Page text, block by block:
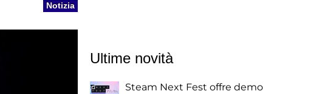
Notizia
Ultime novità
Steam Next Fest offre demo